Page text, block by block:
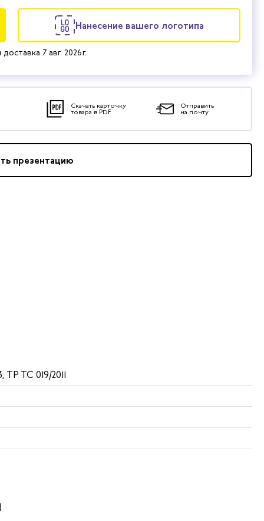
ТР ТС 019/2011
7 авг. 2026 г.
Нанесение вашего логотипа
Скачать карточку
товара в PDF
Отправить
на почту
презентацию